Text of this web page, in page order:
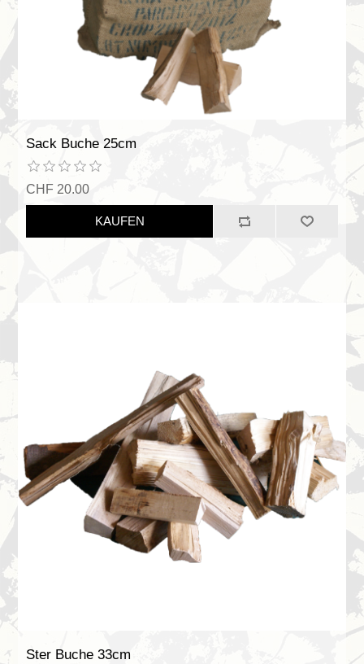
Sack Buche 25cm
CHF 20.00
KAUFEN
Ster Buche 33cm